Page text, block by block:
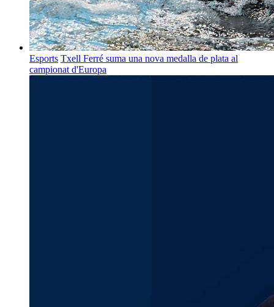
Esports Txell Ferré suma una nova medalla de plata al
campionat d'Europa